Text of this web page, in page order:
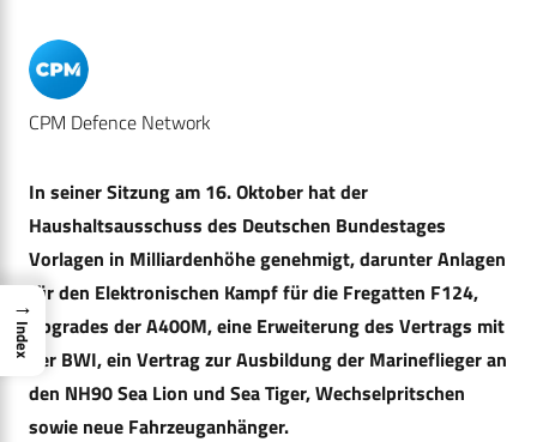
CPM Defence Network
In seiner Sitzung am 16. Oktober hat der
Haushaltsausschuss des Deutschen Bundestages
Vorlagen in Milliardenhöhe genehmigt, darunter Anlagen
für den Elektronischen Kampf für die Fregatten F124,
Upgrades der A400M,eine Erweiterung des Vertrags mit
der BWI, ein Vertrag zur Ausbildung der Marineflieger an
den NH90 Sea Lion und Sea Tiger, Wechselpritschen
sowie neue Fahrzeuganhänger.
→
Index